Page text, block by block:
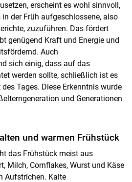
erscheint es wohl sinnvoll,
der Früh aufgeschlossene, also
zuzuführen. Das fördert
genügend Kraft und Energie und
Auch
sich einig, dass auf das
werden sollte, schließlich ist es
Tages. Diese Erkenntnis wurde
und Generationen
und warmen Frühstück
das Frühstück meist aus
Milch, Cornflakes, Wurst und Käse
Aufstrichen. Kalte